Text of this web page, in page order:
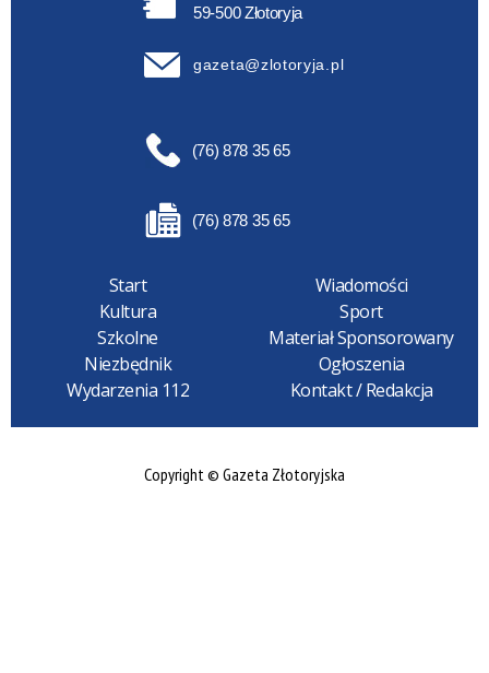
59-500 Złotoryja
gazeta@zlotoryja.pl
(76) 878 35 65
(76) 878 35 65
Start
Wiadomości
Kultura
Sport
Szkolne
Materiał Sponsorowany
Niezbędnik
Ogłoszenia
Wydarzenia 112
Kontakt / Redakcja
Copyright © Gazeta Złotoryjska